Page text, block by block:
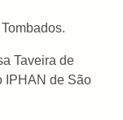
Taveira de
IPHAN de São